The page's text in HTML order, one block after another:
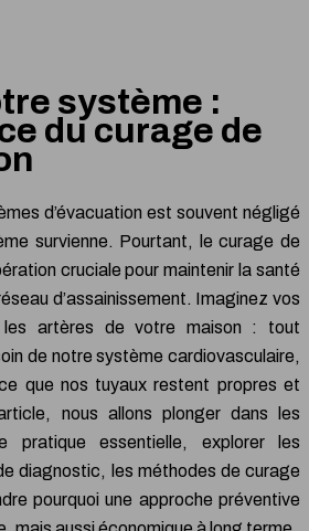
système :
du curage de
d’évacuation est souvent négligé
survienne. Pourtant, le curage de
cruciale pour maintenir la santé
d’assainissement. Imaginez vos
les artères de votre maison : tout
de notre système cardiovasculaire,
que nos tuyaux restent propres et
nous allons plonger dans les
pratique essentielle, explorer les
diagnostic, les méthodes de curage
pourquoi une approche préventive